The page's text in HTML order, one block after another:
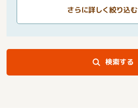
さらに詳しく絞り込む
検索する